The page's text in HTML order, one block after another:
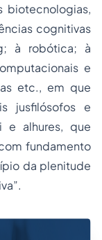
biotecnologias,
cognitivas
à robótica; à
e
etc., em que
jusfilósofos e
e alhures, que
fundamento
da plenitude
.